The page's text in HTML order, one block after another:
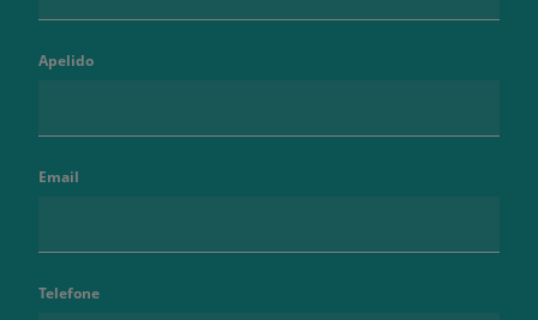
Apelido
Email
Telefone